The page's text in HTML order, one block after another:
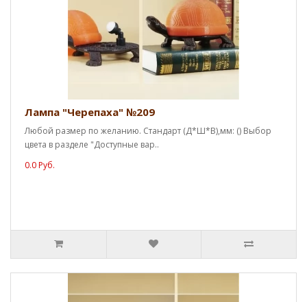
Лампа "Черепаха" №209
Любой размер по желанию. Стандарт (Д*Ш*В),мм: () Выбор
цвета в разделе "Доступные вар..
0.0 Руб.